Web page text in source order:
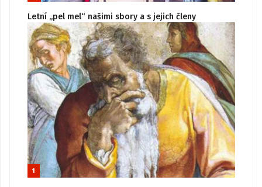
Letní „pel mel“ našimi sbory a s jejich členy
1